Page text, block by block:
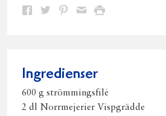
Dela Dela Dela DelaSkriv
Ingredienser
600 g strömmingsfilé
2 dl Norrmejerier Vispgrädde